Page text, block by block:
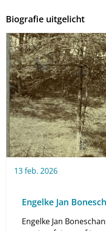
Biografie uitgelicht
13feb. 2026
Engelke Jan
Engelke Jan